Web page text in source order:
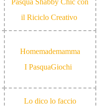
Pasqua Shabby Chic con
il Riciclo Creativo
Homemademamma
I PasquaGiochi
Lo dico lo faccio